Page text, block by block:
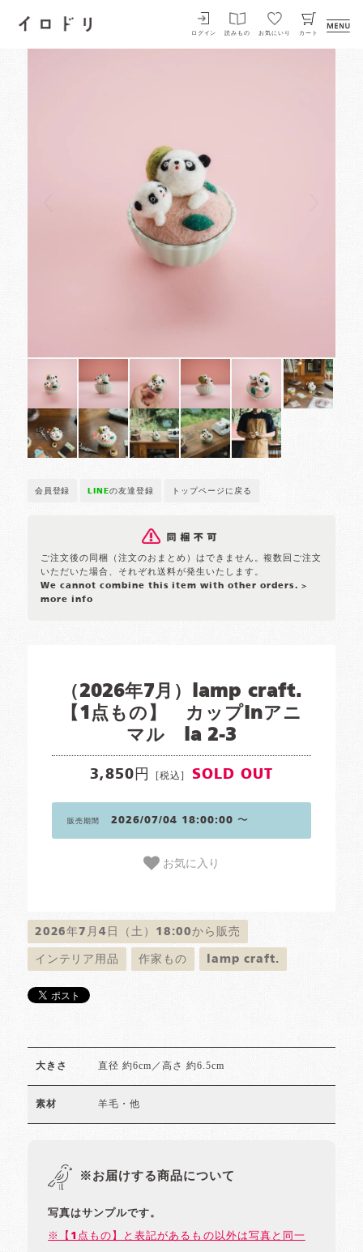
イロドリ
ログイン 読みもの お気にいり カート
会員登録 LINEの友達登録 トップページに戻る
ご注文後の同梱（注文のおまとめ）はできません。複数回ご注文
いただいた場合、それぞれ送料が発生いたします。
We cannot combine this item with other orders. >
more info
（2026年7月）lamp craft.
【1点もの】 カップinアニ
マル la 2-3
3,850円 [税込] SOLD OUT
販売期間 2026/07/04 18:00:00 〜
お気に入り
2026年7月4日（土）18:00から販売
インテリア用品 作家もの lamp craft.
大きさ 直径 約6cm／高さ 約6.5cm
素材 羊毛・他
※お届けする商品について
写真はサンプルです。
※【1点もの】と表記があるもの以外は写真と同一